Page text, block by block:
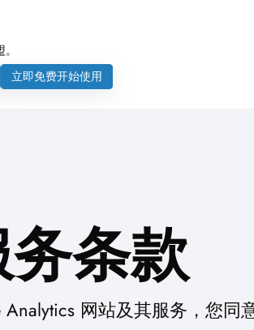
立即免费开始使用
条款
网站及其服务，您同